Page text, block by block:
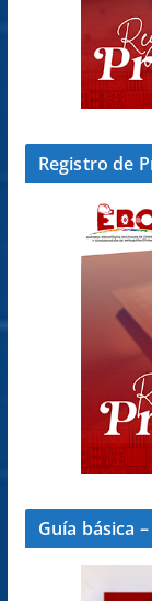
Registro de
Guía básica